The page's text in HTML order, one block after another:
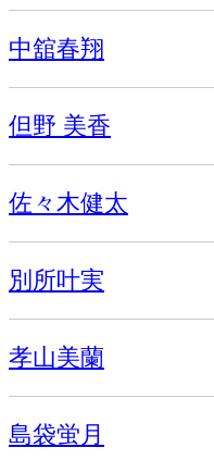
中舘春翔
但野 美香
佐々木健太
別所叶実
孝山美蘭
島袋蛍月